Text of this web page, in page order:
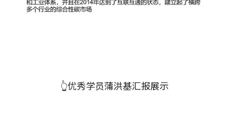
👆优秀学员蒲洪基汇报展示